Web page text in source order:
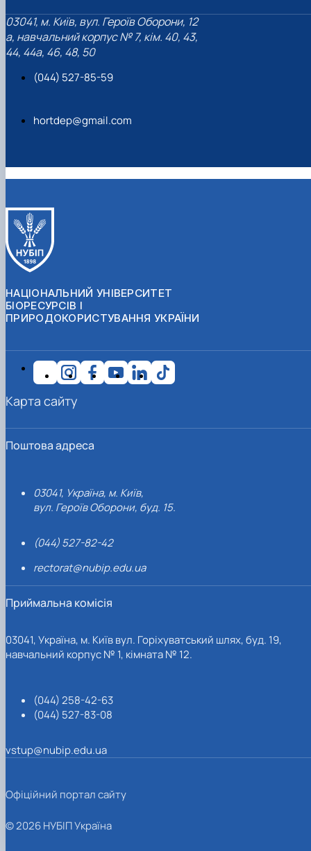
03041, м. Київ, вул. Героїв Оборони, 12
а, навчальний корпус № 7, кім. 40, 43,
44, 44а, 46, 48, 50
(044) 527-85-59
hortdep@gmail.com
НАЦІОНАЛЬНИЙ УНІВЕРСИТЕТ
БІОРЕСУРСІВ І
ПРИРОДОКОРИСТУВАННЯ УКРАЇНИ
Поштова адреса
03041, Україна, м. Київ,
вул. Героїв Оборони, буд. 15.
(044) 527-82-42
rectorat@nubip.edu.ua
Приймальна комісія
03041, Україна, м. Київ вул. Горіхуватський шлях, буд. 19,
навчальний корпус № 1, кімната № 12.
(044) 258-42-63
(044) 527-83-08
vstup@nubip.edu.ua
Карта сайту
Офіційний портал сайту
© 2026 НУБІП Україна